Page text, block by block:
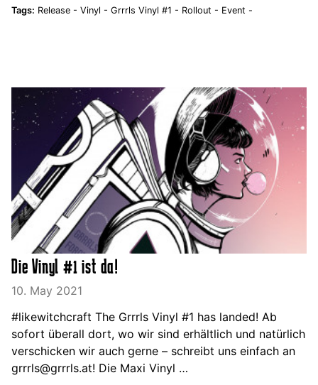
Tags: Release - Vinyl - Grrrls Vinyl #1 - Rollout - Event -
Die Vinyl #1 ist da!
10. May 2021
#likewitchcraft The Grrrls Vinyl #1 has landed! Ab
sofort überall dort, wo wir sind erhältlich und natürlich
verschicken wir auch gerne – schreibt uns einfach an
grrrls@grrrls.at! Die Maxi Vinyl …